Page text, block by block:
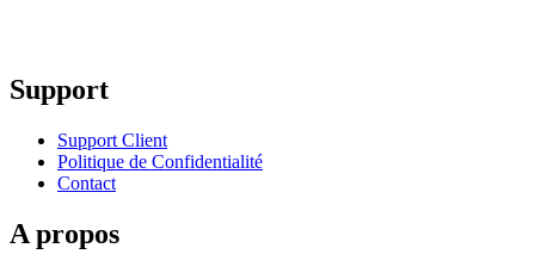
Support
Support Client
Politique de Confidentialité
Contact
A propos